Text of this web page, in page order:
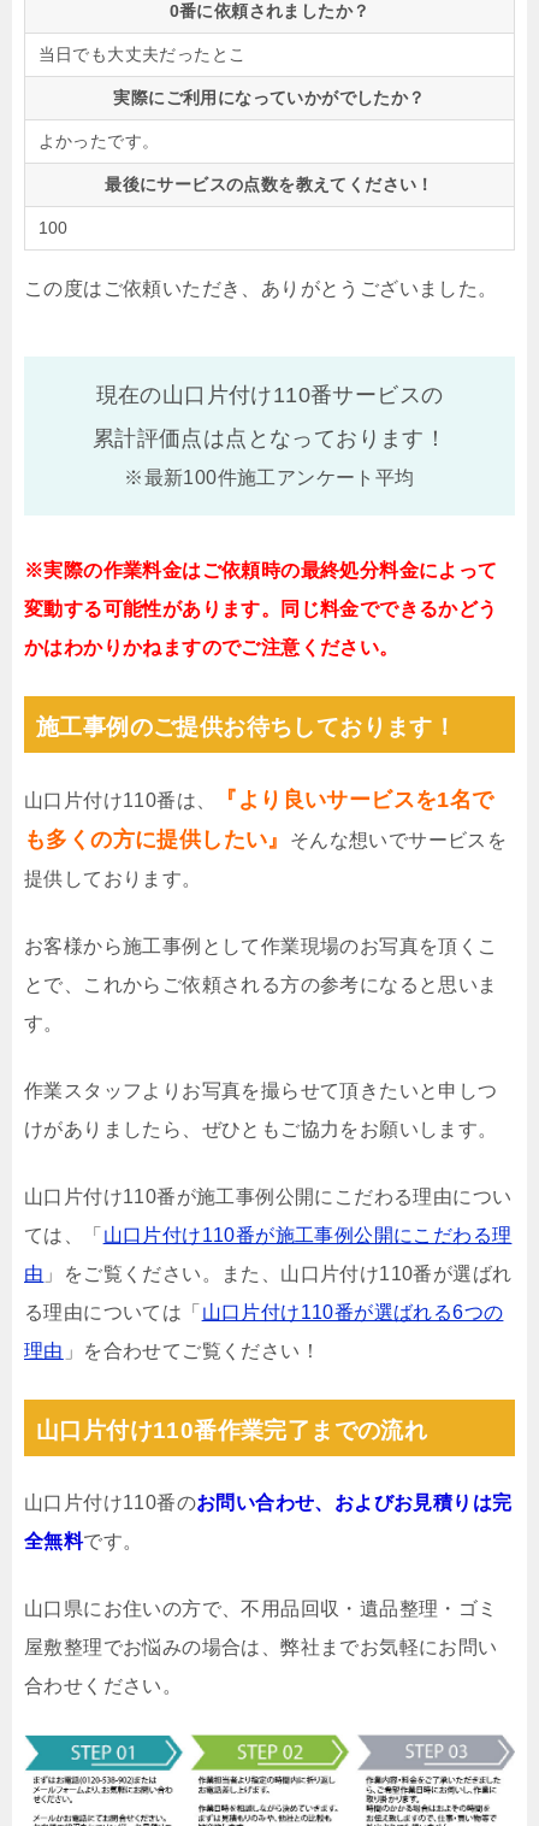
0番に依頼されましたか？
当日でも大丈夫だったとこ
実際にご利用になっていかがでしたか？
よかったです。
最後にサービスの点数を教えてください！
100
この度はご依頼いただき、ありがとうございました。
現在の山口片付け110番サービスの
累計評価点は点となっております！
※最新100件施工アンケート平均
※実際の作業料金はご依頼時の最終処分料金によって
変動する可能性があります。同じ料金でできるかどう
かはわかりかねますのでご注意ください。
施工事例のご提供お待ちしております！
山口片付け110番は、
『より良いサービスを1名で
も多くの方に提供したい』
そんな想いでサービスを
提供しております。
お客様から施工事例として作業現場のお写真を頂くこ
とで、これからご依頼される方の参考になると思いま
す。
作業スタッフよりお写真を撮らせて頂きたいと申しつ
けがありましたら、ぜひともご協力をお願いします。
山口片付け110番が施工事例公開にこだわる理由につい
ては、「 山口片付け110番が施工事例公開にこだわる理
由 」をご覧ください。また、山口片付け110番が選ばれ
る理由については「 山口片付け110番が選ばれる6つの
理由 」を合わせてご覧ください！
山口片付け110番作業完了までの流れ
山口片付け110番のお問い合わせ、およびお見積りは完
全無料です。
山口県にお住いの方で、不用品回収・遺品整理・ゴミ
屋敷整理でお悩みの場合は、弊社までお気軽にお問い
合わせください。